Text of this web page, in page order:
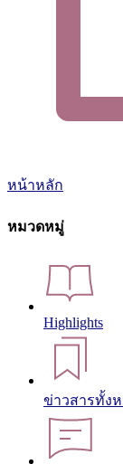
หน้าหลัก
หมวดหมู่
Highlights
ข่าวสารทั้ง